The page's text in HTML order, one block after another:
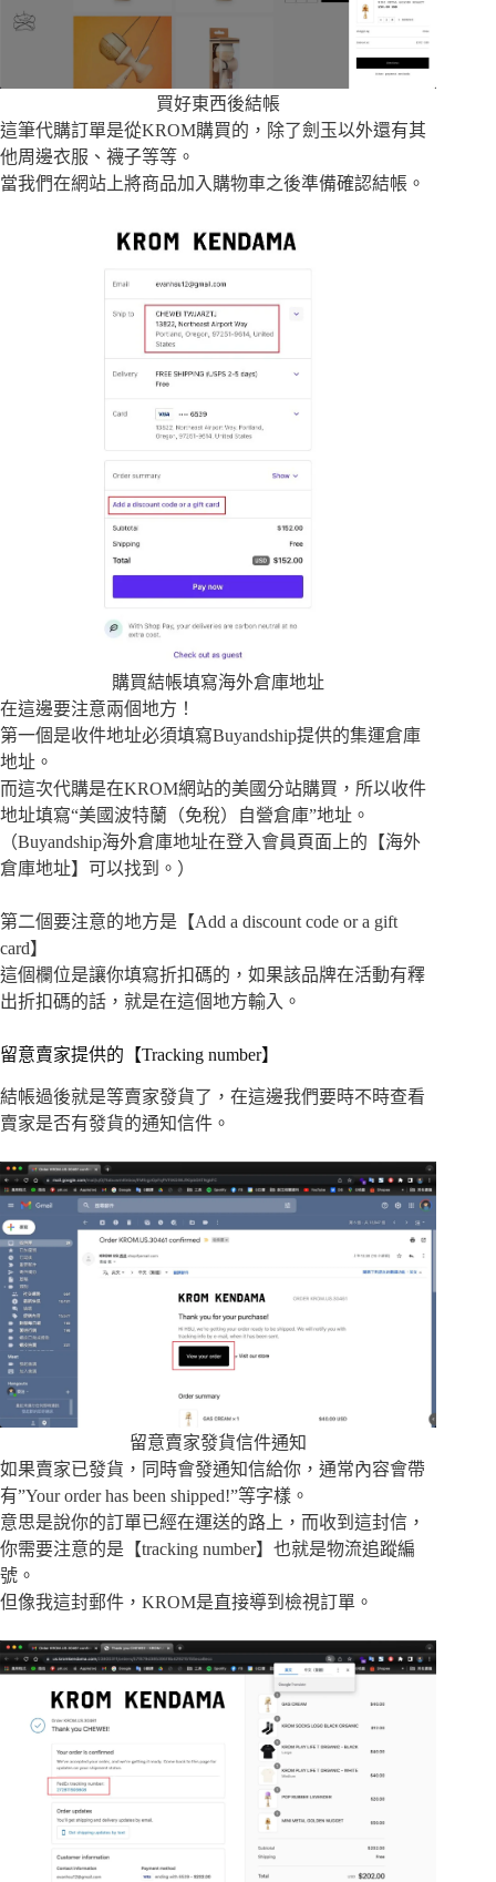
買好東西後結帳
這筆代購訂單是從KROM購買的，除了劍玉以外還有其
他周邊衣服、襪子等等。
當我們在網站上將商品加入購物車之後準備確認結帳。
購買結帳填寫海外倉庫地址
在這邊要注意兩個地方！
第一個是收件地址必須填寫Buyandship提供的集運倉庫
地址。
而這次代購是在KROM網站的美國分站購買，所以收件
地址填寫“美國波特蘭（免稅）自營倉庫”地址。
（Buyandship海外倉庫地址在登入會員頁面上的【海外
倉庫地址】可以找到。）
第二個要注意的地方是【Add a discount code or a gift
card】
這個欄位是讓你填寫折扣碼的，如果該品牌在活動有釋
出折扣碼的話，就是在這個地方輸入。
留意賣家提供的【Tracking number】
結帳過後就是等賣家發貨了，在這邊我們要時不時查看
賣家是否有發貨的通知信件。
留意賣家發貨信件通知
如果賣家已發貨，同時會發通知信給你，通常內容會帶
有”Your order has been shipped!”等字樣。
意思是說你的訂單已經在運送的路上，而收到這封信，
你需要注意的是【tracking number】也就是物流追蹤編
號。
但像我這封郵件，KROM是直接導到檢視訂單。